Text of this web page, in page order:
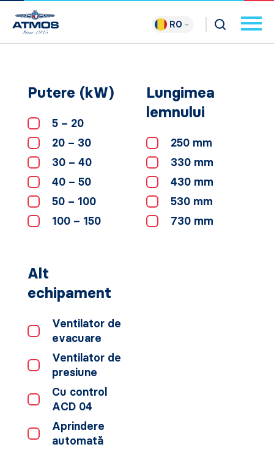
RO
Putere (kW)
5 – 20
20 – 30
30 – 40
40 – 50
50 – 100
100 – 150
Lungimea
lemnului
250 mm
330 mm
430 mm
530 mm
730 mm
Alt
echipament
Ventilator de
evacuare
Ventilator de
presiune
Cu control
ACD 04
Aprindere
automată